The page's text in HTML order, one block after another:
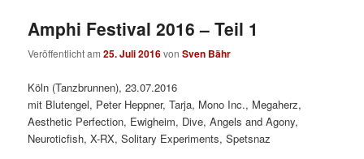
Amphi Festival 2016 – Teil 1
Veröffentlicht am25. Juli 2016vonSven Bähr
Köln (Tanzbrunnen), 23.07.2016
mit Blutengel, Peter Heppner, Tarja, Mono Inc., Megaherz,
Aesthetic Perfection, Ewigheim, Dive, Angels and Agony,
Neuroticfish, X-RX, Solitary Experiments, Spetsnaz